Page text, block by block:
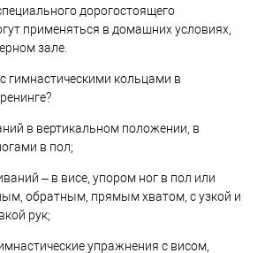
дорогостоящего
применяться в домашних условиях,
зале.
гимнастическими кольцами в
в вертикальном положении, в
в пол;
– в висе, упором ног в пол или
обратным, прямым хватом, с узкой и
рук;
упражнения с висом,